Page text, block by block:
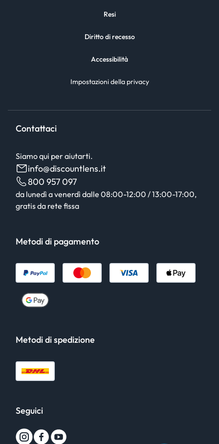
Resi
Diritto di recesso
Accessibilità
Impostazioni della privacy
Contattaci
Siamo qui per aiutarti.
info@discountlens.it
800 957 097
da lunedì a venerdì dalle 08:00-12:00 / 13:00-17:00,
gratis da rete fissa
Metodi di pagamento
Metodi di spedizione
Seguici